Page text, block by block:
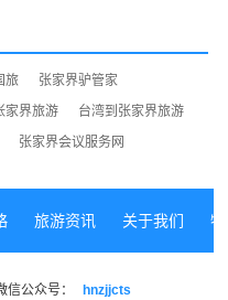
旅
张家界驴管家
家界旅游
台湾到张家界旅游
张家界会议服务网
旅游资讯 关于我们
信公众号：
hnzjjcts